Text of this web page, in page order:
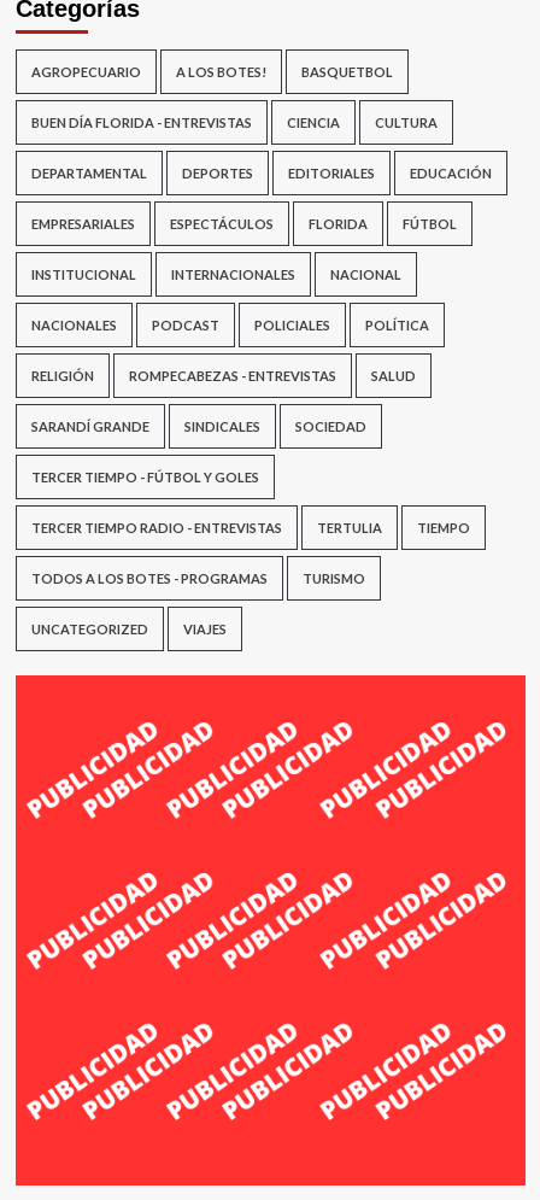
Categorías
AGROPECUARIO A LOS BOTES! BASQUETBOL
BUEN DÍA FLORIDA - ENTREVISTAS CIENCIA CULTURA
DEPARTAMENTAL DEPORTES EDITORIALES EDUCACIÓN
EMPRESARIALES ESPECTÁCULOS FLORIDA FÚTBOL
INSTITUCIONAL INTERNACIONALES NACIONAL
NACIONALES PODCAST POLICIALES POLÍTICA
RELIGIÓN ROMPECABEZAS - ENTREVISTAS SALUD
SARANDÍ GRANDE SINDICALES SOCIEDAD
TERCER TIEMPO - FÚTBOL Y GOLES
TERCER TIEMPO RADIO - ENTREVISTAS TERTULIA TIEMPO
TODOS A LOS BOTES - PROGRAMAS TURISMO
UNCATEGORIZED VIAJES